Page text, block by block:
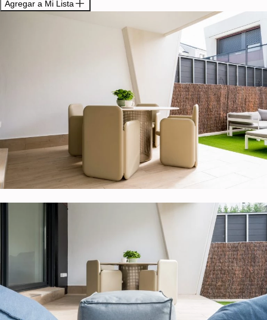
Agregar a Mi Lista